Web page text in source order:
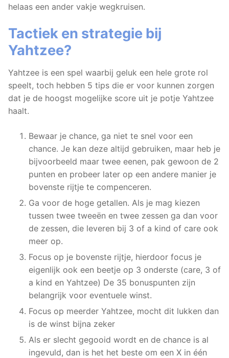
helaas een ander vakje wegkruisen.
Tactiek en strategie bij
Yahtzee?
Yahtzee is een spel waarbij geluk een hele grote rol
speelt, toch hebben 5 tips die er voor kunnen zorgen
dat je de hoogst mogelijke score uit je potje Yahtzee
haalt.
Bewaar je chance, ga niet te snel voor een
chance. Je kan deze altijd gebruiken, maar heb je
bijvoorbeeld maar twee eenen, pak gewoon de 2
punten en probeer later op een andere manier je
bovenste rijtje te compenceren.
Ga voor de hoge getallen. Als je mag kiezen
tussen twee tweeën en twee zessen ga dan voor
de zessen, die leveren bij 3 of a kind of care ook
meer op.
Focus op je bovenste rijtje, hierdoor focus je
eigenlijk ook een beetje op 3 onderste (care, 3 of
a kind en Yahtzee) De 35 bonuspunten zijn
belangrijk voor eventuele winst.
Focus op meerder Yahtzee, mocht dit lukken dan
is de winst bijna zeker
Als er slecht gegooid wordt en de chance is al
ingevuld, dan is het het beste om een X in één